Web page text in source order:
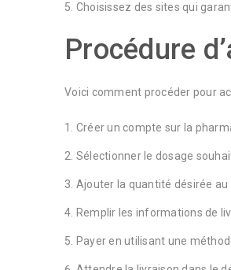
Choisissez des sites qui
Procédure
Voici comment procéder pour
Créer un compte sur la
Sélectionner le dosage
Ajouter la quantité désirée au
Remplir les informations de
Payer en utilisant une